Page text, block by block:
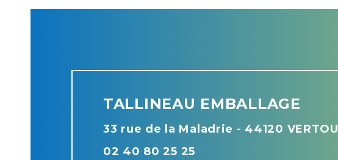
TALLINEAU EMBALLAGE
33 rue de la Maladrie - 44120 VERTOU
02 40 80 25 25